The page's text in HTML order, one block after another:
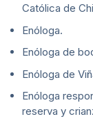
Católica de
Enóloga.
Enóloga de
Enóloga de
Enóloga
reserva y